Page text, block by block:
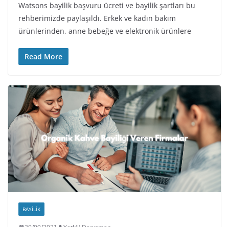
Watsons bayilik başvuru ücreti ve bayilik şartları bu
rehberimizde paylaşıldı. Erkek ve kadın bakım
ürünlerinden, anne bebeğe ve elektronik ürünlere
Read More
BAYILIK